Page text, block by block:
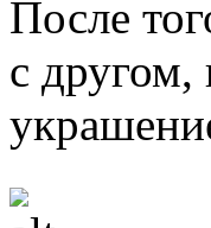
После
с другом,